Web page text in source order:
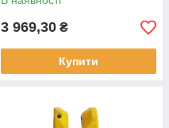
3 969,30 ₴
Купити